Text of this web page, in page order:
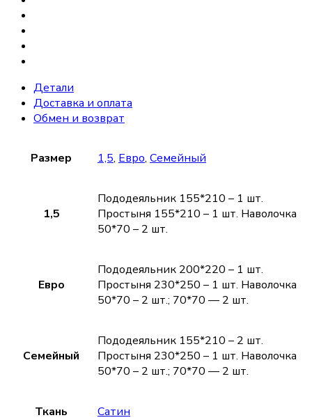
Детали
Доставка и оплата
Обмен и возврат
Размер 1,5, Евро, Семейный
1,5
Пододеяльник 155*210 – 1 шт.
Простыня 155*210 – 1 шт. Наволочка
50*70 – 2 шт.
Евро
Пододеяльник 200*220 – 1 шт.
Простыня 230*250 – 1 шт. Наволочка
50*70 – 2 шт.; 70*70 — 2 шт.
Семейный
Пододеяльник 155*210 – 2 шт.
Простыня 230*250 – 1 шт. Наволочка
50*70 – 2 шт.; 70*70 — 2 шт.
Ткань Сатин